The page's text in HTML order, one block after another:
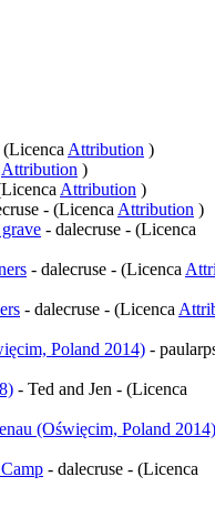
Attribution )
Attribution )
Attribution )
- (Licenca Attribution )
- dalecruse - (Licenca
- dalecruse - (Licenca
- dalecruse - (Licenca
Poland 2014) -
- Ted and Jen - (Licenca
(Oświęcim, Poland 2014)
- dalecruse - (Licenca